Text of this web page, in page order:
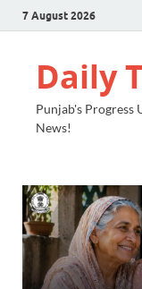
7 August 2026
Daily
Punjab's
News!